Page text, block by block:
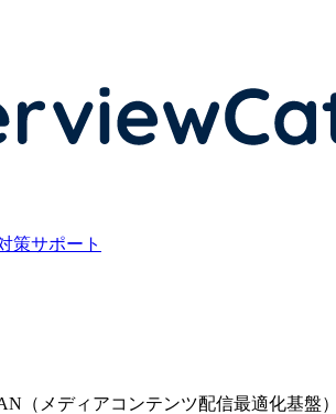
策サポート
（メディアコンテンツ配信最適化基盤）